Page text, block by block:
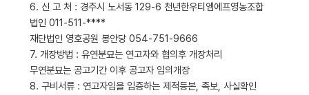
6. 신 고 처 : 경주시 노서동 129-6 천년한우티엠에프영농조합
법인 011-511-****
재단법인 영호공원 봉안당 054-751-9666
7. 개장방법 : 유연분묘는 연고자와 협의후 개장처리
무연분묘는 공고기간 이후 공고자 임의개장
8. 구비서류 : 연고자임을 입증하는 제적등본, 족보, 사실확인